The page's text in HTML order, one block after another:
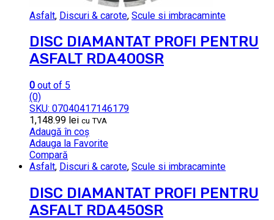
Asfalt, Discuri & carote, Scule si imbracaminte
DISC DIAMANTAT PROFI PENTRU
ASFALT RDA400SR
0 out of 5
(0)
SKU: 07040417146179
1,148.99 lei cu TVA
Adaugă în coș
Adauga la Favorite
Compară
Asfalt, Discuri & carote, Scule si imbracaminte
DISC DIAMANTAT PROFI PENTRU
ASFALT RDA450SR